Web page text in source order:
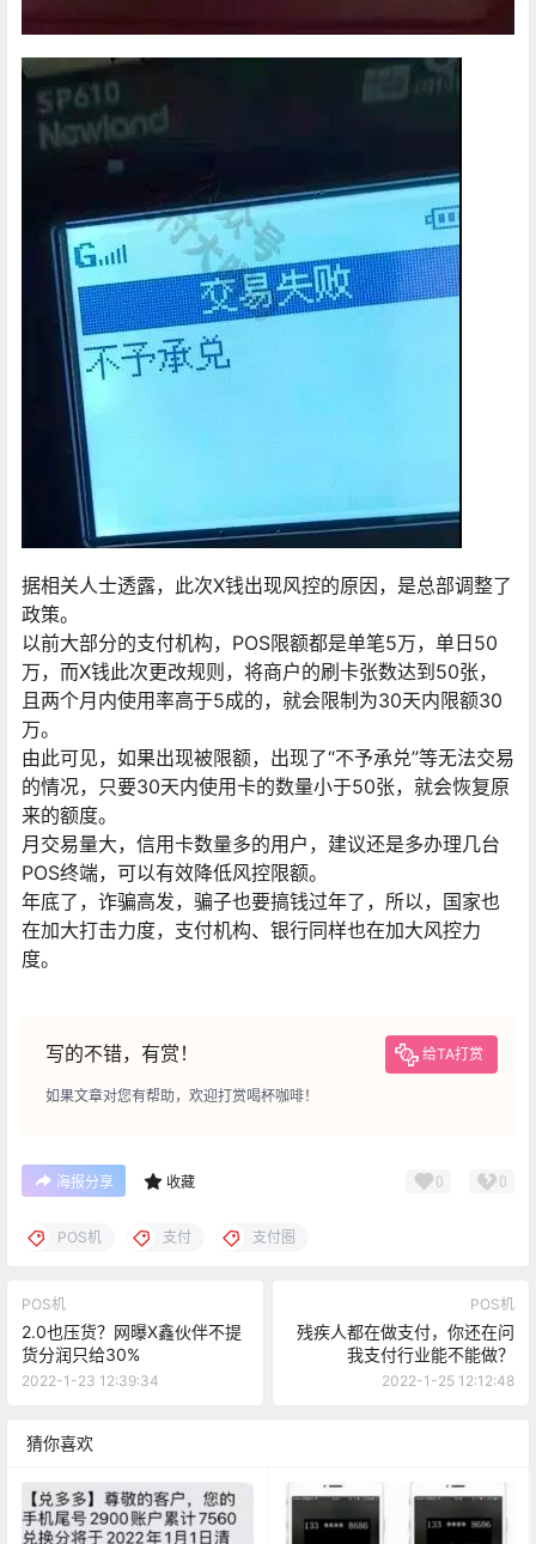
据相关人士透露，此次X钱出现风控的原因，是总部调整了
政策。
以前大部分的支付机构，POS限额都是单笔5万，单日50
万，而X钱此次更改规则，将商户的刷卡张数达到50张，
且两个月内使用率高于5成的，就会限制为30天内限额30
万。
由此可见，如果出现被限额，出现了“不予承兑”等无法交易
的情况，只要30天内使用卡的数量小于50张，就会恢复原
来的额度。
月交易量大，信用卡数量多的用户，建议还是多办理几台
POS终端，可以有效降低风控限额。
年底了，诈骗高发，骗子也要搞钱过年了，所以，国家也
在加大打击力度，支付机构、银行同样也在加大风控力
度。
写的不错，有赏！ 给TA打赏
如果文章对您有帮助，欢迎打赏喝杯咖啡！
海报分享 收藏 0 0
POS机 支付 支付圈
POS机
2.0也压货？网曝X鑫伙伴不提
货分润只给30%
2022-1-23 12:39:34
POS机
残疾人都在做支付，你还在问
我支付行业能不能做？
2022-1-25 12:12:48
猜你喜欢